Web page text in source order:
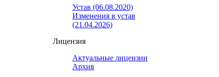
Устав (06.08.2020)
Изменения в устав
(21.04.2026)
Лицензия
Актуальные лицензии
Архив